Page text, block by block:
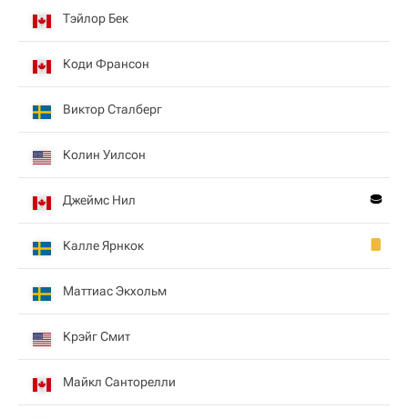
Тэйлор Бек
Коди Франсон
Виктор Сталберг
Колин Уилсон
Джеймс Нил
Калле Ярнкок
Маттиас Экхольм
Крэйг Смит
Майкл Санторелли